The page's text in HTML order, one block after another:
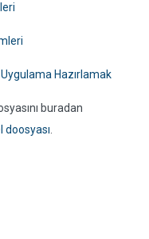
Hazırlamak
buradan
doosyası